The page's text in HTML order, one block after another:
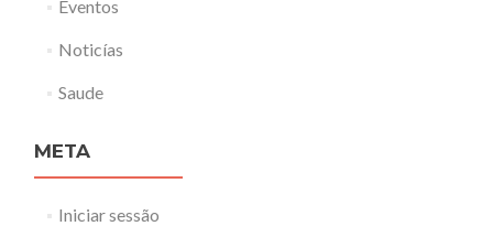
Eventos
Noticías
Saude
META
Iniciar sessão